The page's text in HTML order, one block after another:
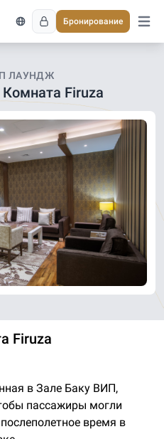
Бронирование
ЛАУНДЖ
Firuza
Firuza
в Зале Баку ВИП,
пассажиры могли
время в